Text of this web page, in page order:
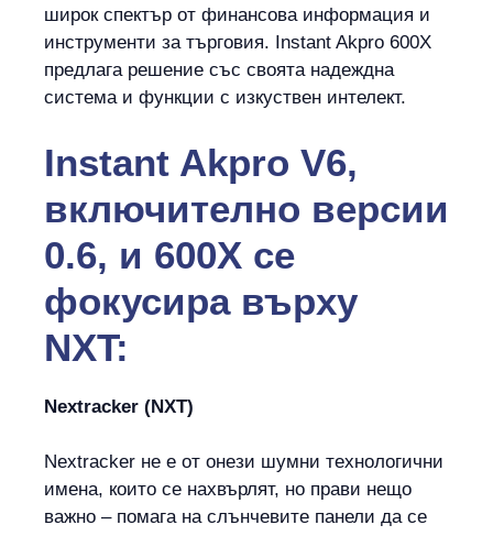
широк спектър от финансова информация и
инструменти за търговия. Instant Akpro 600X
предлага решение със своята надеждна
система и функции с изкуствен интелект.
Instant Akpro V6,
включително версии
0.6, и 600X се
фокусира върху
NXT:
Nextracker (NXT)
Nextracker не е от онези шумни технологични
имена, които се нахвърлят, но прави нещо
важно – помага на слънчевите панели да се